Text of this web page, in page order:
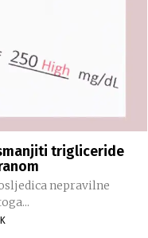
trigliceride
nepravilne